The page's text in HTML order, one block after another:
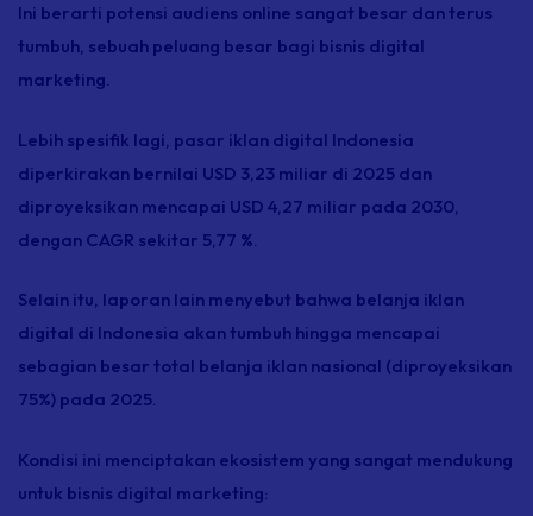
Ini berarti potensi audiens online sangat besar dan terus
tumbuh, sebuah peluang besar bagi bisnis digital
marketing.
Lebih spesifik lagi, pasar iklan digital Indonesia
diperkirakan bernilai USD 3,23 miliar di 2025 dan
diproyeksikan mencapai USD 4,27 miliar pada 2030,
dengan CAGR sekitar 5,77 %.
Selain itu, laporan lain menyebut bahwa belanja iklan
digital di Indonesia akan tumbuh hingga mencapai
sebagian besar total belanja iklan nasional (diproyeksikan
75%) pada 2025.
Kondisi ini menciptakan ekosistem yang sangat mendukung
untuk bisnis digital marketing: